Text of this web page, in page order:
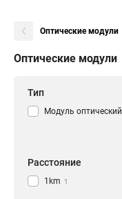
Оптические модули
Оптические модули
Тип
Модуль оптический
Расстояние
1km 1